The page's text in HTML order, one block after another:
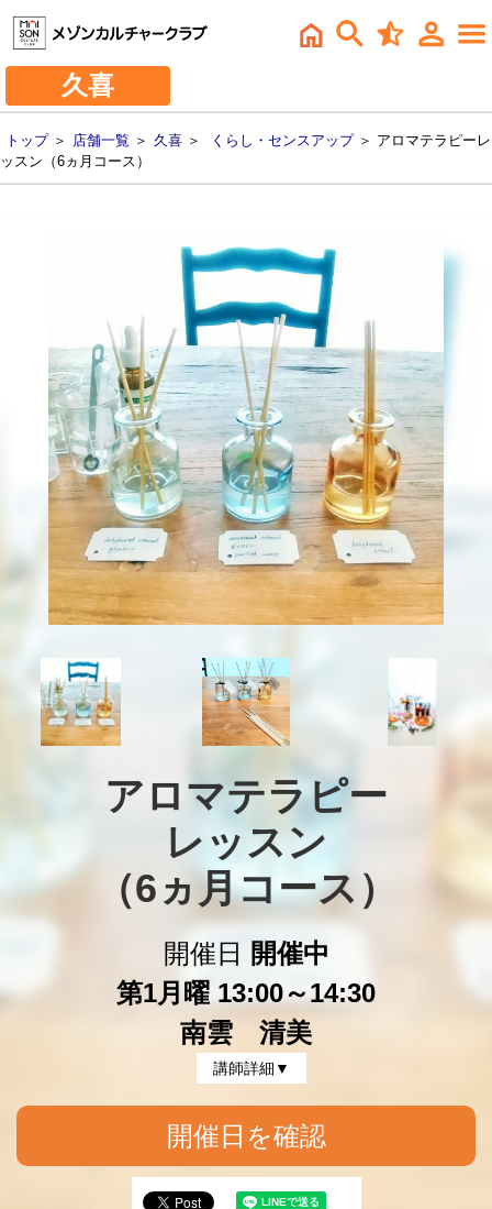
久喜
トップ＞ 店舗一覧 ＞ 久喜 ＞ くらし・センスアップ＞ アロマテラピーレ
ッスン（6ヵ月コース）
アロマテラピー
レッスン
（6ヵ月コース）
開催日
開催中
第1月曜 13:00～14:30
南雲 清美
講師詳細▼
開催日を確認